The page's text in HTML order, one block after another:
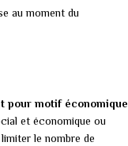
au moment du
pour motif économique
et économique ou
le nombre de